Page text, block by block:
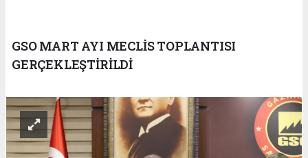
GSO MART AYI MECLİS TOPLANTISI
GERÇEKLEŞTİRİLDİ